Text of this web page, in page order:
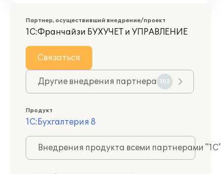
Партнер, осуществивший внедрение/проект
1С:Франчайзи БУХУЧЕТ и УПРАВЛЕНИЕ
Связаться
Другие внедрения партнера 102
Продукт
1С:Бухгалтерия 8
Внедрения продукта всеми партнерами